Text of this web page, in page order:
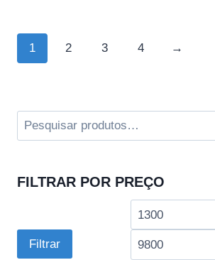
1 2 3 4 →
Pesquisar
por:
FILTRAR POR PREÇO
Preço
Filtrar